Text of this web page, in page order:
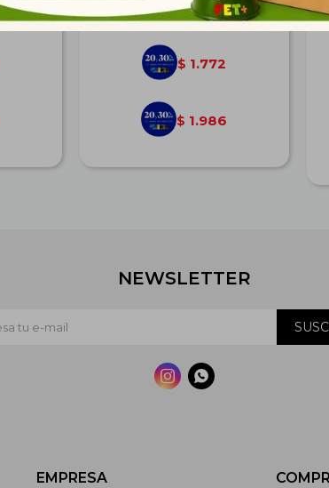
$ 2.452
$ 1.772
$ 1.986
EMPRESA
NEWSLETTER
 